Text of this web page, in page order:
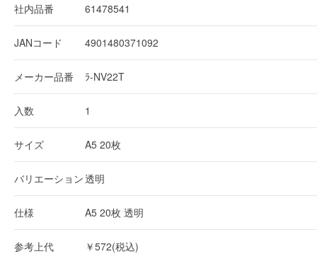
社内品番 61478541
JANコード 4901480371092
メーカー品番 ﾗ-NV22T
入数 1
サイズ A5 20枚
バリエーション透明
仕様 A5 20枚 透明
参考上代 ￥572(税込)